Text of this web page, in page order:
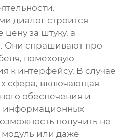
диалог строится
за штуку, а
Они спрашивают про
помеховую
к интерфейсу. В случае
сфера, включающая
обеспечения и
информационных
получить не
модуль или даже